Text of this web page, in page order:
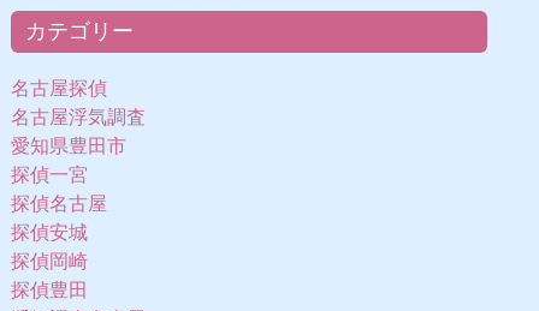
カテゴリー
名古屋探偵
名古屋浮気調査
愛知県豊田市
探偵一宮
探偵名古屋
探偵安城
探偵岡崎
探偵豊田